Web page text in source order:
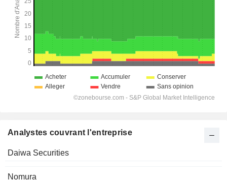
Analystes couvrant l'entreprise
Daiwa Securities
Nomura